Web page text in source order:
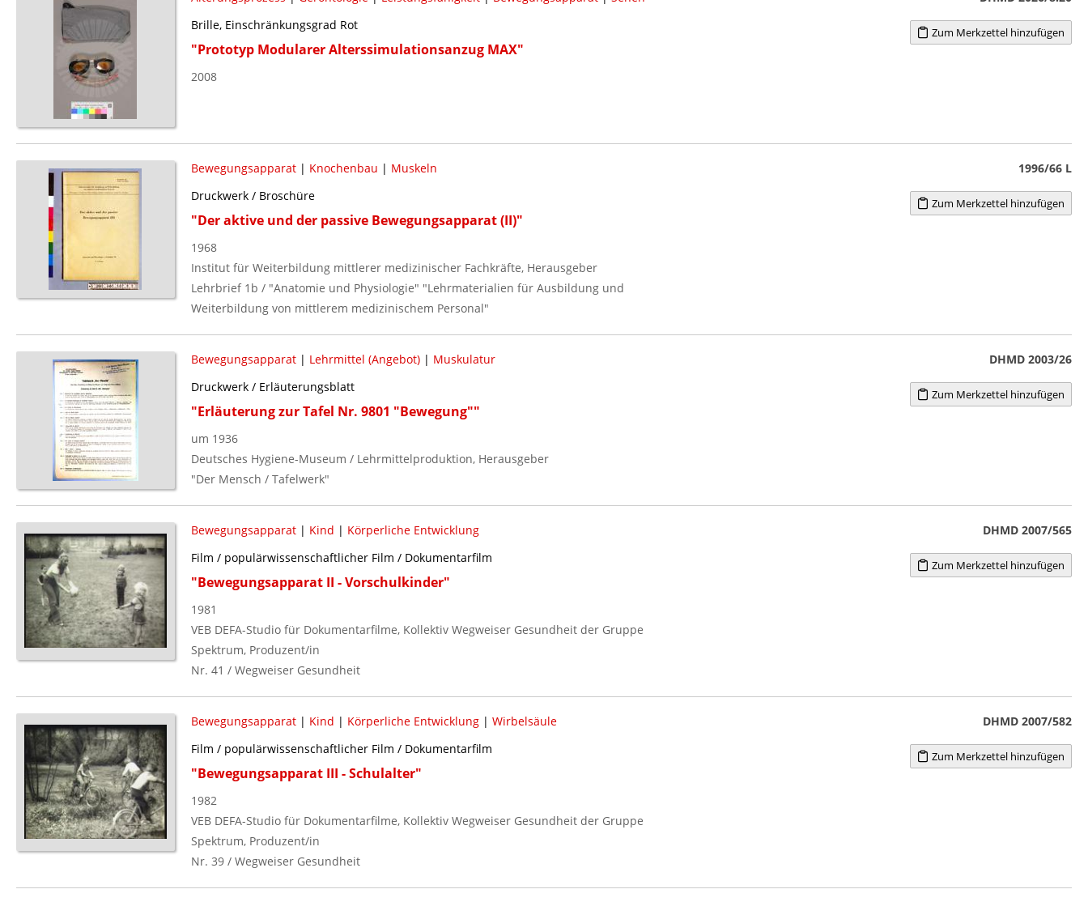
Brille, Einschränkungsgrad Rot
"Prototyp Modularer Alterssimulationsanzug MAX"
2008
Zum Merkzettel hinzufügen
Bewegungsapparat| Knochenbau | Muskeln
Druckwerk / Broschüre
"Der aktive und der passive Bewegungsapparat (II)"
1968
Institut für Weiterbildung mittlerer medizinischer Fachkräfte, Herausgeber
Lehrbrief 1b / "Anatomie und Physiologie" "Lehrmaterialien für Ausbildung und
Weiterbildung von mittlerem medizinischem Personal"
1996/66 L
Zum Merkzettel hinzufügen
Bewegungsapparat| Lehrmittel (Angebot)| Muskulatur
Druckwerk / Erläuterungsblatt
"Erläuterung zur Tafel Nr. 9801 "Bewegung""
um 1936
Deutsches Hygiene-Museum / Lehrmittelproduktion, Herausgeber
"Der Mensch / Tafelwerk"
DHMD 2003/26
Zum Merkzettel hinzufügen
Bewegungsapparat| Kind | Körperliche Entwicklung
Film / populärwissenschaftlicher Film / Dokumentarfilm
"Bewegungsapparat II - Vorschulkinder"
1981
VEB DEFA-Studio für Dokumentarfilme, Kollektiv Wegweiser Gesundheit der Gruppe
Spektrum, Produzent/in
Nr. 41 / Wegweiser Gesundheit
DHMD 2007/565
Zum Merkzettel hinzufügen
Bewegungsapparat| Kind | Körperliche Entwicklung| Wirbelsäule
Film / populärwissenschaftlicher Film / Dokumentarfilm
"Bewegungsapparat III - Schulalter"
1982
VEB DEFA-Studio für Dokumentarfilme, Kollektiv Wegweiser Gesundheit der Gruppe
Spektrum, Produzent/in
Nr. 39 / Wegweiser Gesundheit
DHMD 2007/582
Zum Merkzettel hinzufügen